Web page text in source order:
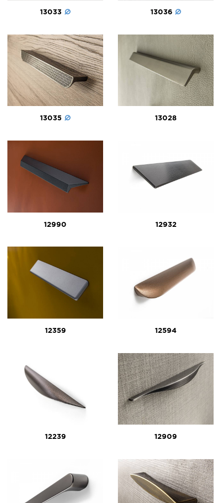
13033 13036
13035 13028
12990 12932
12359 12594
12239 12909